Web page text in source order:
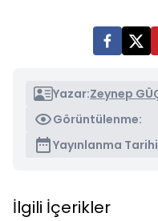
Yazar:Zeynep
Görüntülenme:
Yayınlanma
İlgili İçerikler